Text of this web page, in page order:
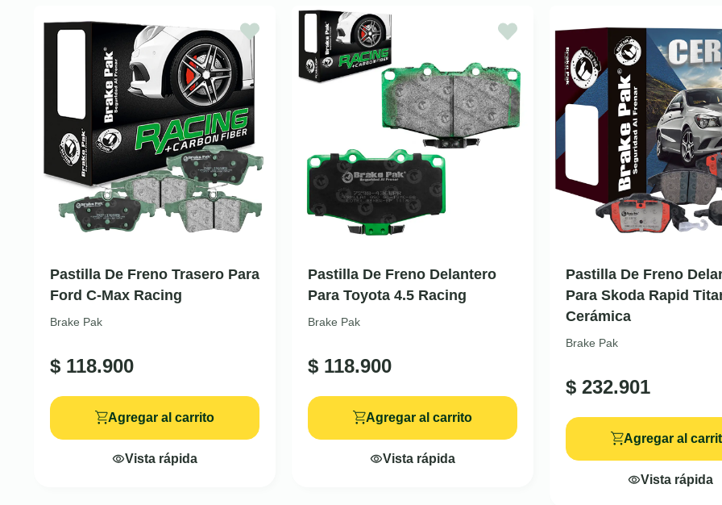
Pastilla De Freno Trasero Para
Ford C-Max Racing
Brake Pak
$ 118.900
Agregar al carrito
Vista rápida
Pastilla De Freno Delantero
Para Toyota 4.5 Racing
Brake Pak
$ 118.900
Agregar al carrito
Vista rápida
Pastilla De Freno
Para Skoda Rapid
Cerámica
Brake Pak
$ 232.901
Agregar al
Vista rápida